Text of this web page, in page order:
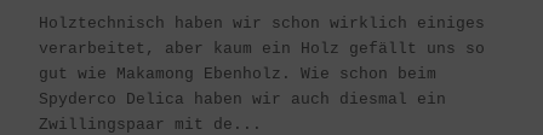
Holztechnisch haben wir schon wirklich einiges
verarbeitet, aber kaum ein Holz gefällt uns so
gut wie Makamong Ebenholz. Wie schon beim
Spyderco Delica haben wir auch diesmal ein
Zwillingspaar mit de...